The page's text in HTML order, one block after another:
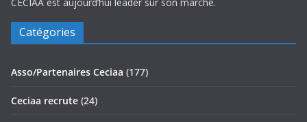
Catégories
Asso/Partenaires Ceciaa (177)
Ceciaa recrute (24)